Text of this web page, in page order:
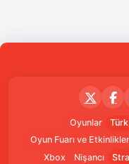
Oyunlar
Oyun Fuarı ve
Xbox
Nişancı